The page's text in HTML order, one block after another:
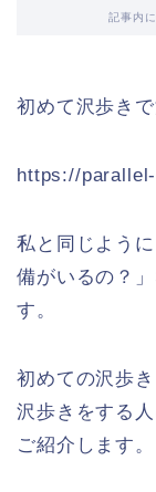
記事内
初めて沢歩き
https://
私と同じよう
備がいるの？
す。
初めての沢歩
沢歩きをする
ご紹介します。